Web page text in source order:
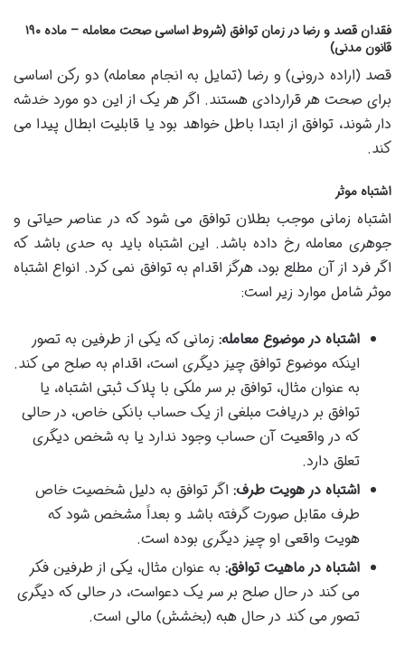
فقدان قصد و رضا در زمان توافق (شروط اساسی صحت معامله – ماده ۱۹۰
قانون مدنی)
قصد (اراده درونی) و رضا (تمایل به انجام معامله) دو رکن اساسی
برای صحت هر قراردادی هستند. اگر هر یک از این دو مورد خدشه
دار شوند، توافق از ابتدا باطل خواهد بود یا قابلیت ابطال پیدا می
کند.
اشتباه موثر
اشتباه زمانی موجب بطلان توافق می شود که در عناصر حیاتی و
جوهری معامله رخ داده باشد. این اشتباه باید به حدی باشد که
اگر فرد از آن مطلع بود، هرگز اقدام به توافق نمی کرد. انواع اشتباه
موثر شامل موارد زیر است:
اشتباه در موضوع معامله: زمانی که یکی از طرفین به تصور
اینکه موضوع توافق چیز دیگری است، اقدام به صلح می کند.
به عنوان مثال، توافق بر سر ملکی با پلاک ثبتی اشتباه، یا
توافق بر دریافت مبلغی از یک حساب بانکی خاص، در حالی
که در واقعیت آن حساب وجود ندارد یا به شخص دیگری
تعلق دارد.
اشتباه در هویت طرف: اگر توافق به دلیل شخصیت خاص
طرف مقابل صورت گرفته باشد و بعداً مشخص شود که
هویت واقعی او چیز دیگری بوده است.
اشتباه در ماهیت توافق: به عنوان مثال، یکی از طرفین فکر
می کند در حال صلح بر سر یک دعواست، در حالی که دیگری
تصور می کند در حال هبه (بخشش) مالی است.